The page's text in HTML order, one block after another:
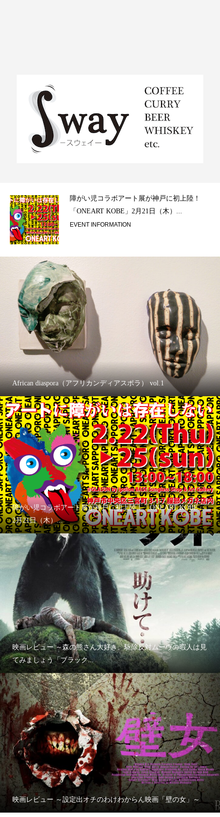
障がい児コラボアート展が神戸に初上陸！
「ONEART KOBE」2月21日（木）...
EVENT INFORMATION
African diaspora（アフリカンディアスポラ） vol.1
障がい児コラボアート展が神戸に初上陸！「ONEART KOBE」
2月21日（木）...
映画レビュー ～森の熊さん大好き、駆除反対ムーヴの暇人は見
てみましょう「ブラック...
映画レビュー ～設定出オチのわけわからん映画「壁の女」～